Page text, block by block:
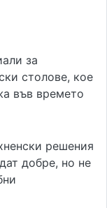
за
столове, кое
във времето
решения
добре, но не